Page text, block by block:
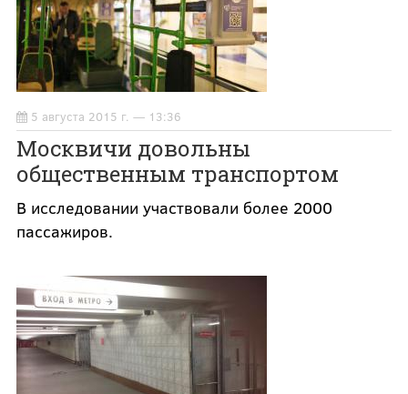
5 августа 2015 г. — 13:36
Москвичи довольны
общественным транспортом
В исследовании участвовали более 2000
пассажиров.